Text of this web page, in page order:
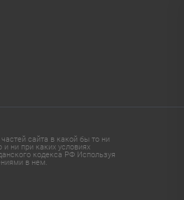
сайта в какой бы то ни
ни при каких условиях
кодекса РФ Используя
в нем.